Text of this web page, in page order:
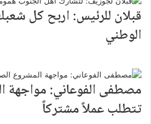
قبلان للرئيس: اربح كل
الوطني ‏
مصطفى الفوعاني: مواجهة
تتطلب عملاً مشتركاً